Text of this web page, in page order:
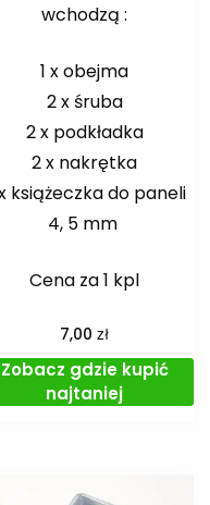
wchodzą :
1 x obejma
2 x śruba
2 x podkładka
2 x nakrętka
książeczka do paneli
4, 5 mm
Cena za 1 kpl
7,00zł
Zobacz gdzie kupić
najtaniej